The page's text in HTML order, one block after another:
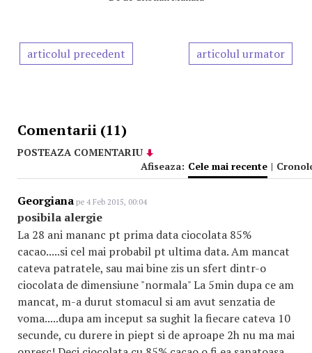
articolul precedent articolul urmator
Comentarii (11)
POSTEAZA COMENTARIU
Afiseaza: Cele mai recente |
Georgiana pe 4 Feb 2015, 00:04
posibila alergie
La 28 ani mananc pt prima data ciocolata 85%
cacao.....si cel mai probabil pt ultima data. Am mancat
cateva patratele, sau mai bine zis un sfert dintr-o
ciocolata de dimensiune "normala" La 5min dupa ce am
mancat, m-a durut stomacul si am avut senzatia de
voma.....dupa am inceput sa sughit la fiecare cateva 10
secunde, cu durere in piept si de aproape 2h nu ma mai